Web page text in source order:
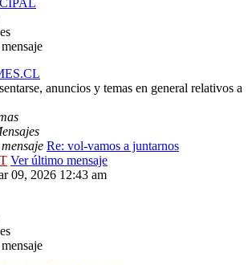
anuncios y temas en general relativos a
Re: vol-vamos a juntarnos
Ver último mensaje
09, 2026 12:43 am